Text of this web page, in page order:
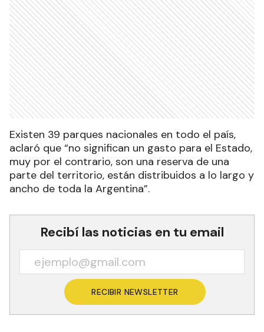
Existen 39 parques nacionales en todo el país,
aclaró que “no significan un gasto para el Estado,
muy por el contrario, son una reserva de una
parte del territorio, están distribuidos a lo largo y
ancho de toda la Argentina”.
Recibí las noticias en tu email
RECIBIR NEWSLETTER